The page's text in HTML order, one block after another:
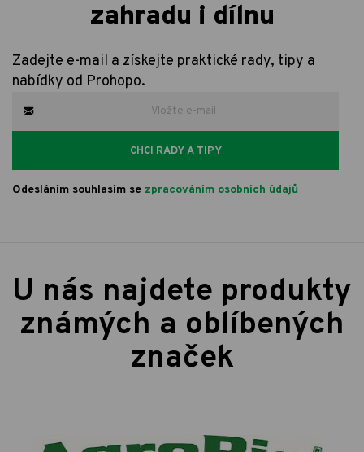
zahradu i dílnu
Zadejte e-mail a získejte praktické rady, tipy a
nabídky od Prohopo.
CHCI RADY A TIPY
Odesláním souhlasím se zpracováním osobních údajů
U nás najdete produkty
známých a oblíbených
značek